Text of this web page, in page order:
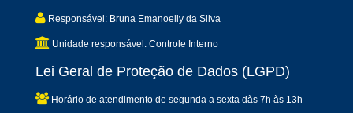
Responsável: Bruna Emanoelly da Silva
Unidade responsável: Controle Interno
Lei Geral de Proteção de Dados (LGPD)
Horário de atendimento de segunda a sexta dàs 7h às 13h